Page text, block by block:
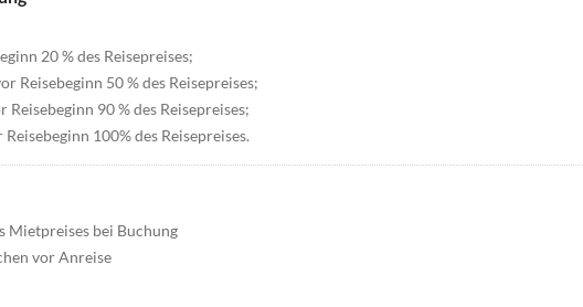
20 % des Reisepreises;
Reisebeginn 50 % des Reisepreises;
Reisebeginn 90 % des Reisepreises;
Reisebeginn 100% des Reisepreises.
Mietpreises bei Buchung
vor Anreise